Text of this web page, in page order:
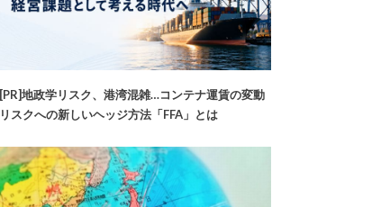
[PR]地政学リスク、港湾混雑…コンテナ運賃の変動
リスクへの新しいヘッジ方法「FFA」とは